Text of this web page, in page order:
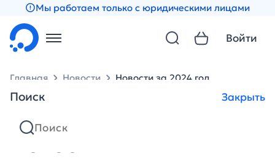
Мы работаем только с юридическими лицами
Поиск Закрыть
Войти
Главная Новости Новости за 2024 год
Новости